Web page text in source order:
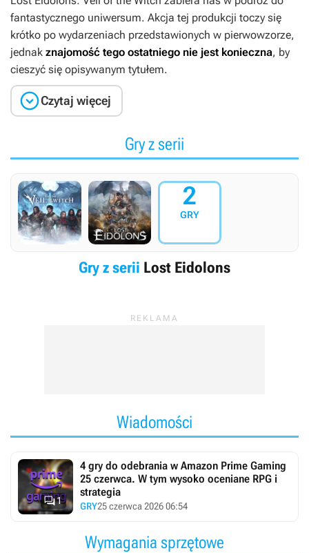
fantastycznego uniwersum. Akcja tej produkcji toczy się
krótko po wydarzeniach przedstawionych w pierwowzorze,
jednak znajomość tego ostatniego nie jest konieczna, by
cieszyć się opisywanym tytułem.
Czytaj więcej
Gry z serii
2
GRY
Gry z serii Lost Eidolons
Wiadomości
1
4 gry do odebrania w Amazon Prime Gaming
25 czerwca. W tym wysoko oceniane RPG i
strategia
GRY25 czerwca 2026 06:54
Wymagania sprzętowe